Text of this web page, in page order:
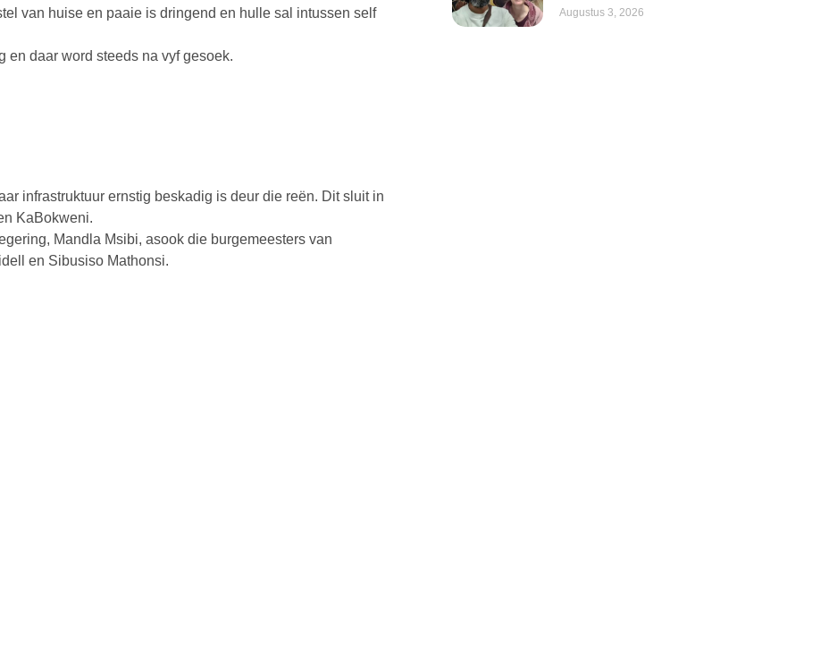
van huise en paaie is dringend en hulle sal intussen self
en daar word steeds na vyf gesoek.
infrastruktuur ernstig beskadig is deur die reën. Dit sluit in
KaBokweni.
Mandla Msibi, asook die burgemeesters van
en Sibusiso Mathonsi.
Augustus 3, 2026